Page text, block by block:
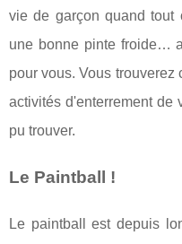
vie de garçon quand tout
une bonne pinte froide…
pour vous. Vous
activités d'enterrement de
pu trouver.
Le Paintball !
Le paintball est depuis